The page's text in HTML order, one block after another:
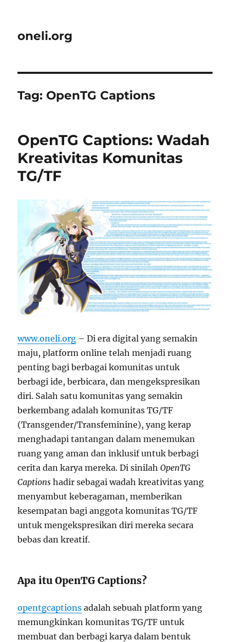
oneli.org
Tag: OpenTG Captions
OpenTG Captions: Wadah
Kreativitas Komunitas
TG/TF
www.oneli.org – Di era digital yang semakin
maju, platform online telah menjadi ruang
penting bagi berbagai komunitas untuk
berbagi ide, berbicara, dan mengekspresikan
diri. Salah satu komunitas yang semakin
berkembang adalah komunitas TG/TF
(Transgender/Transfeminine), yang kerap
menghadapi tantangan dalam menemukan
ruang yang aman dan inklusif untuk berbagi
cerita dan karya mereka. Di sinilahOpenTG
Captions hadir sebagai wadah kreativitas yang
menyambut keberagaman, memberikan
kesempatan bagi anggota komunitas TG/TF
untuk mengekspresikan diri mereka secara
bebas dan kreatif.
Apa itu OpenTG Captions?
opentgcaptions adalah sebuah platform yang
memungkinkan komunitas TG/TF untuk
membuat dan berbagi karya dalam bentuk